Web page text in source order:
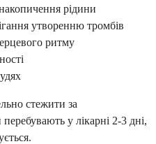
рідини
утворенню тромбів
ритму
стежити за
у лікарні 2-3 дні,